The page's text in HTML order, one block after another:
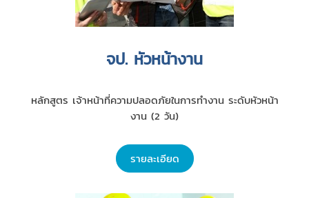
จป. หัวหน้างาน
หลักสูตร เจ้าหน้าที่ความปลอดภัยในการทำงาน ระดับหัวหน้า
งาน (2 วัน)
รายละเอียด